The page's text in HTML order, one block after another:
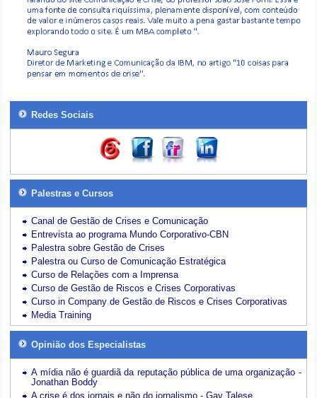
Redes Sociais
Palestras e Cursos
Canal de Gestão de Crises e Comunicação
Entrevista ao programa Mundo Corporativo-CBN
Palestra sobre Gestão de Crises
Palestra ou Curso de Comunicação Estratégica
Curso de Relações com a Imprensa
Curso de Gestão de Riscos e Crises Corporativas
Curso in Company de Gestão de Riscos e Crises Corporativas
Media Training
Opinião dos Especialistas
A mídia não é guardiã da reputação pública de uma organização -
Jonathan Boddy
A crise é dos jornais e não do jornalismo - Gay Talese